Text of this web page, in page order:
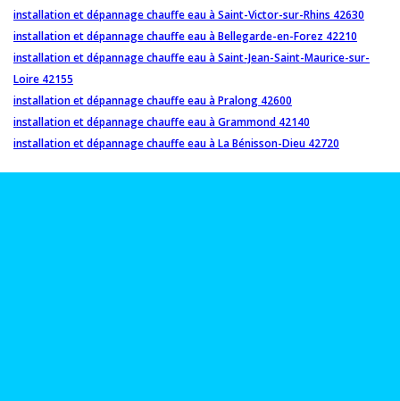
installation et dépannage chauffe eau à Saint-Victor-sur-Rhins 42630
installation et dépannage chauffe eau à Bellegarde-en-Forez 42210
installation et dépannage chauffe eau à Saint-Jean-Saint-Maurice-sur-
Loire 42155
installation et dépannage chauffe eau à Pralong 42600
installation et dépannage chauffe eau à Grammond 42140
installation et dépannage chauffe eau à La Bénisson-Dieu 42720